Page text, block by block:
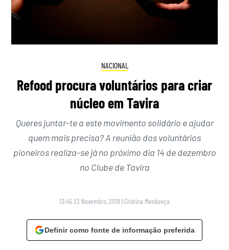
NACIONAL
Refood procura voluntários para criar
núcleo em Tavira
Queres juntar-te a este movimento solidário e ajudar
quem mais precisa? A reunião dos voluntários
pioneiros realiza-se já no próximo dia 14 de dezembro
no Clube de Tavira
13:45 23 Novembro, 2019 | Cristina Mendonça
Definir como fonte de informação preferida